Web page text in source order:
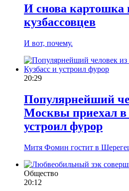
И снова картошка
кузбассовцев
И вот, почему.
20:29
Популярнейший
Москвы приехал в
устроил фурор
Митя Фомин гостит в
Общество
20:12